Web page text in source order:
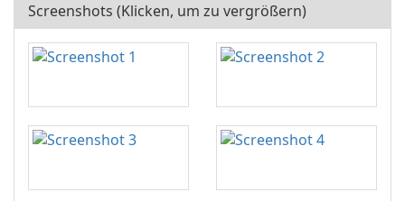
Screenshots (Klicken, um zu vergrößern)